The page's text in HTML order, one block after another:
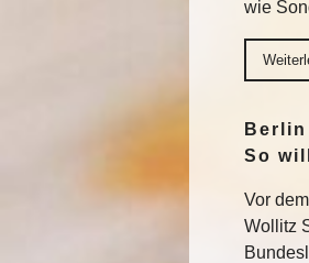
wie
So
Vor
Wollitz